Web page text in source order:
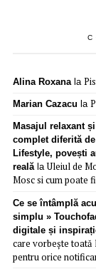
Alina Roxanala
Marian Cazacu la
Masajul relaxant
complet diferită
Lifestyle, povești
realălaUleiul de
Mosc si cum poate
Ce se întâmplă
simplu »
digitale și
care vorbește toată
pentru orice